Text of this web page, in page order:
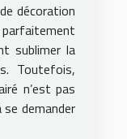
décoration
sublimer la
Toutefois,
n’est pas
demander